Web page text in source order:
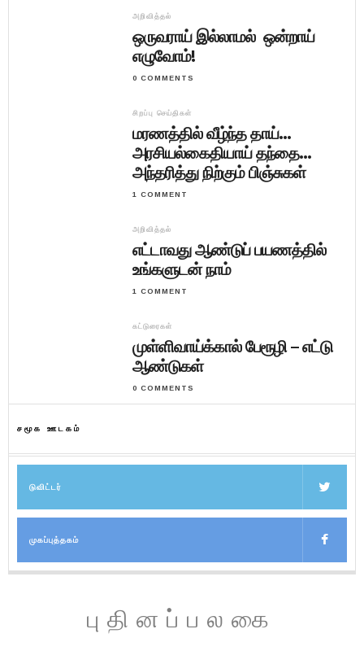
அறிவித்தல்
ஒருவராய் இல்லாமல் ஒன்றாய்
எழுவோம்!
0 COMMENTS
சிறப்பு செய்திகள்
மரணத்தில் வீழ்ந்த தாய்…
அரசியல்கைதியாய் தந்தை…
அந்தரித்து நிற்கும் பிஞ்சுகள்
1 COMMENT
அறிவித்தல்
எட்டாவது ஆண்டுப் பயணத்தில்
உங்களுடன் நாம்
1 COMMENT
கட்டுரைகள்
முள்ளிவாய்க்கால் பேரூழி – எட்டு
ஆண்டுகள்
0 COMMENTS
சமூக ஊடகம்
டுவிட்டர்
முகப்புத்தகம்
புதினப்பலகை